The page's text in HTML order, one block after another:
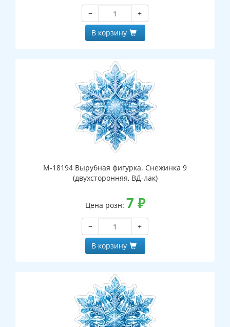
−
+
В корзину
М-18194 Вырубная фигурка. Снежинка 9
(двухсторонняя, ВД-лак)
Цена розн: 7 ₽
−
+
В корзину